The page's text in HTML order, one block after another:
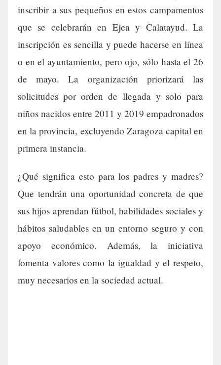
inscribir a sus pequeños en estos campamentos
que se celebrarán en Ejea y Calatayud. La
inscripción es sencilla y puede hacerse en línea
o en el ayuntamiento, pero ojo, sólo hasta el 26
de mayo. La organización priorizará las
solicitudes por orden de llegada y solo para
niños nacidos entre 2011 y 2019 empadronados
en la provincia, excluyendo Zaragoza capital en
primera instancia.
¿Qué significa esto para los padres y madres?
Que tendrán una oportunidad concreta de que
sus hijos aprendan fútbol, habilidades sociales y
hábitos saludables en un entorno seguro y con
apoyo económico. Además, la iniciativa
fomenta valores como la igualdad y el respeto,
muy necesarios en la sociedad actual.